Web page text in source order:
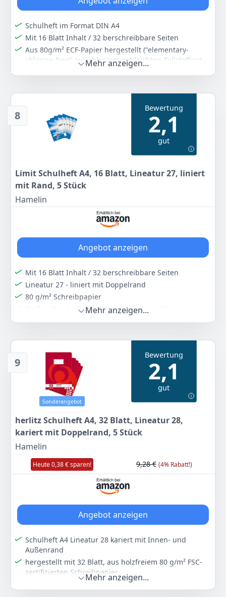
Schulheft im Format DIN A4
Mit 16 Blatt Inhalt / 32 berschreibbare Seiten
Aus 80g/m² ECF-Papier hergestellt ("elementary-
chlorine-free" aus chlorarm gebleichten Zellstoffen)
Mehr anzeigen...
8
Bewertung
2,1
gut
Limit Schulheft A4, 16 Blatt, Lineatur 27, liniert
mit Rand, 5 Stück
Hamelin
Angebot anzeigen
Mit 16 Blatt Inhalt / 32 berschreibbare Seiten
Lineatur 27 - liniert mit Doppelrand
80 g/m² Schreibpapier
Großes Beschriftungsfeld vorne, abwischbarer
520 g
Mehr anzeigen...
9
Sonderangebot
Bewertung
2,1
gut
herlitz Schulheft A4, 32 Blatt, Lineatur 28,
kariert mit Doppelrand, 5 Stück
Hamelin
Heute 0,38 € sparen! 9,28 € (4% Rabatt!)
Angebot anzeigen
Schulheft A4 Lineatur 28 kariert mit Innen‐ und
Außenrand
hergestellt mit 32 Blatt, aus holzfreiem 80 g/m² FSC‐
zertifizierten Schreibpapier
mit abgerundeten Eckenund einem robusten
Mehr anzeigen...